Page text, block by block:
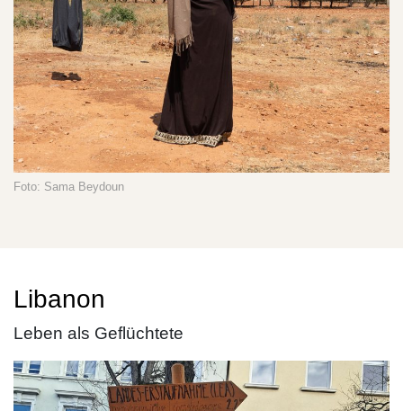
Foto: Sama Beydoun
Libanon
Leben als Geflüchtete